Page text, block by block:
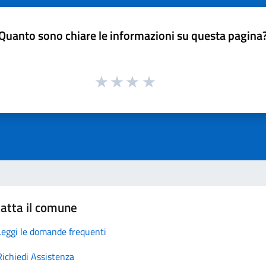
sono chiare le informazioni su questa
il comune
le domande frequenti
Assistenza